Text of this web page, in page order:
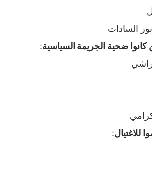
السادات
ضحية الجريمة السياسية:
للاغتيال: